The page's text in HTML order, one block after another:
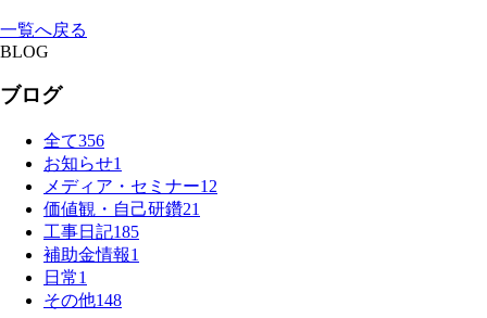
一覧へ戻る
BLOG
ブログ
全て356
お知らせ1
メディア・セミナー12
価値観・自己研鑽21
工事日記185
補助金情報1
日常1
その他148